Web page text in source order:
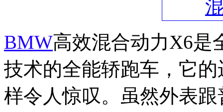
BMW高效混合动力X6是
技术的全能轿跑车，它
样令人惊叹。虽然外表